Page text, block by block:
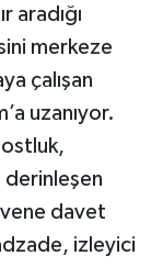
aradığı
merkeze
çalışan
uzanıyor.
derinleşen
davet
izleyici